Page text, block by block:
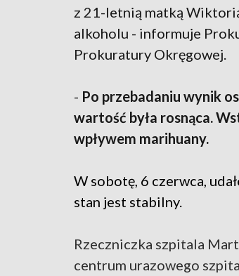
z 21-letnią matką
alkoholu - informuje
Prokuratury Okręgowej.
- Po przebadaniu wynik
wartość była rosnąca.
wpływem marihuany.
W sobotę, 6 czerwca,
stan jest stabilny.
Rzeczniczka szpitala
centrum urazowego